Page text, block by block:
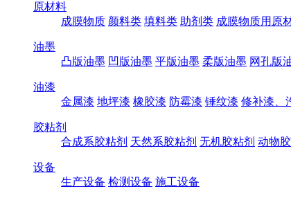
原材料
成膜物质 颜料类 填料类 助剂类 成膜物质用原
油墨
凸版油墨 凹版油墨 平版油墨 柔版油墨 网孔版
油漆
金属漆 地坪漆 橡胶漆 防霉漆 锤纹漆 修补漆、
胶粘剂
合成系胶粘剂 天然系胶粘剂 无机胶粘剂 动物胶
设备
生产设备 检测设备 施工设备